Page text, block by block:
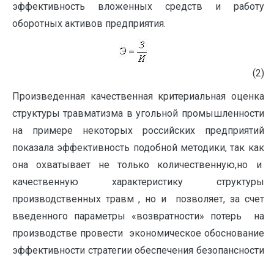
эффективность вложенных средств и работу
оборотных активов предприятия.
(2)
Произведенная качественная критериальная оценка
структуры травматизма в угольной промышленности
на примере некоторых российских предприятий
показала эффективность подобной методики, так как
она охватывает не только количественную,но и
качественную характеристику структуры
производственных травм , но и позволяет, за счет
введенного параметры «возвратности» потерь на
производстве провести экономическое обоснование
эффективности стратегии обеспечения безопансности